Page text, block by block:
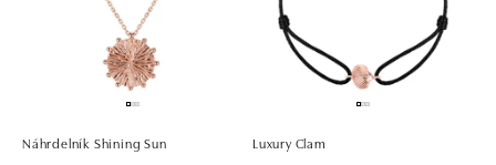
Náhrdelník Shining Sun Luxury Clam